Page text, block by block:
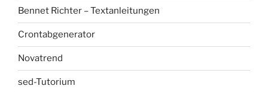
Bennet Richter – Textanleitungen
Crontabgenerator
Novatrend
sed-Tutorium